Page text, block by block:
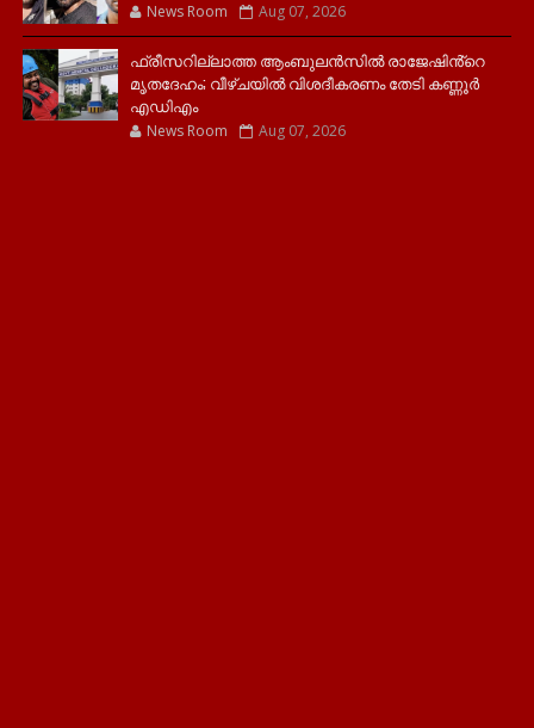
News Room Aug 07, 2026
ഫ്രീസറില്ലാത്ത ആംബുലൻസിൽ രാജേഷിൻ്റെ
മൃതദേഹം; വീഴ്ചയിൽ വിശദീകരണം തേടി കണ്ണൂർ
എഡിഎം
News Room Aug 07, 2026